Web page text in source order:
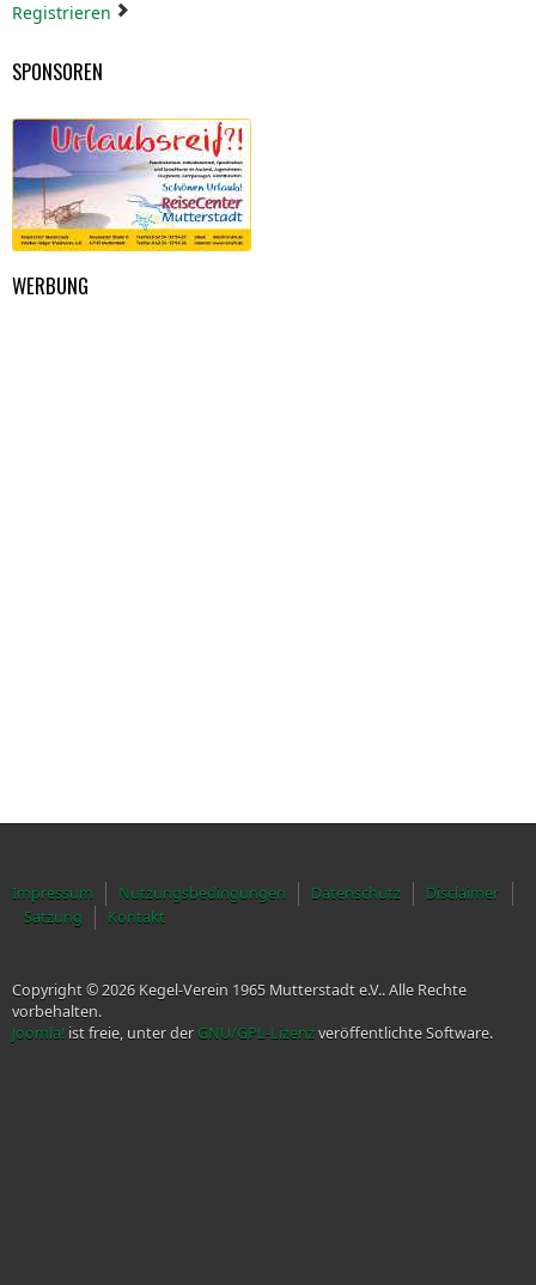
Registrieren
SPONSOREN
WERBUNG
Impressum Nutzungsbedingungen Datenschutz
Disclaimer
Satzung
Kontakt
Copyright © 2026 Kegel-Verein 1965 Mutterstadt e.V.. Alle Rechte
vorbehalten.
Joomla! ist freie, unter der GNU/GPL-Lizenzveröffentlichte Software.